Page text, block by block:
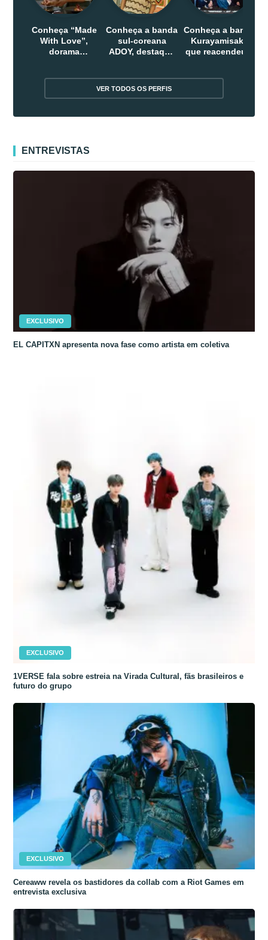
Conheça “Made
With Love”,
dorama
Conheça a banda
sul-coreana
ADOY, destaque
Conheça a banda
Kurayamisaka
que reacendeu o
VER TODOS OS PERFIS
ENTREVISTAS
EXCLUSIVO
EL CAPITXN apresenta nova fase como artista em coletiva
EXCLUSIVO
1VERSE fala sobre estreia na Virada Cultural, fãs brasileiros e
futuro do grupo
EXCLUSIVO
Cereaww revela os bastidores da collab com a Riot Games em
entrevista exclusiva